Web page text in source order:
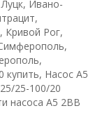
Ивано-
Кривой Рог,
купить, Насос А5
25-100/20
насоса А5 2ВВ